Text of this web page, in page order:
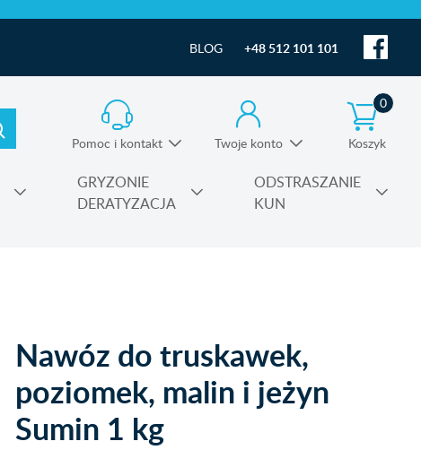
BLOG +48 512 101 101
Pomoc i kontakt Twoje konto Koszyk
0
GRYZONIE
DERATYZACJA
ODSTRASZANIE
KUN
Nawóz do truskawek,
poziomek, malin i jeżyn
Sumin 1 kg